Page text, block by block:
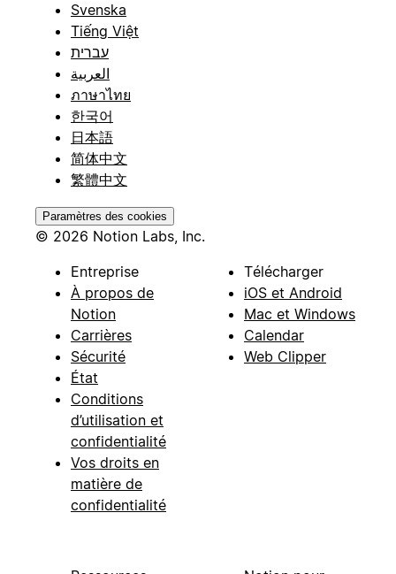
Svenska
Tiếng Việt
עברית
العربية
ภาษาไทย
한국어
日本語
简体中文
繁體中文
Paramètres des cookies
© 2026 Notion Labs, Inc.
Entreprise
À propos de
Notion
Carrières
Sécurité
État
Conditions
d’utilisation et
confidentialité
Vos droits en
matière de
confidentialité
Télécharger
iOS et Android
Mac et Windows
Calendar
Web Clipper